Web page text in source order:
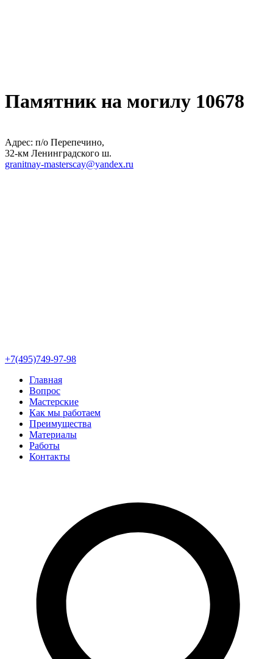
Памятник на могилу 10678
Адрес: п/о Перепечино,
32-км Ленинградского ш.
granitnay-masterscay@yandex.ru
+7(495)749-97-98
Главная
Вопрос
Мастерские
Как мы работаем
Преимущества
Материалы
Работы
Контакты